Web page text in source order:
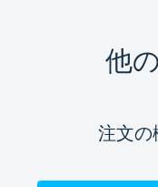
他
注文の